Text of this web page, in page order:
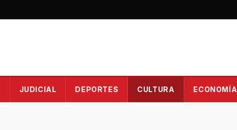
JUDICIAL DEPORTES CULTURA ECONOMÍA